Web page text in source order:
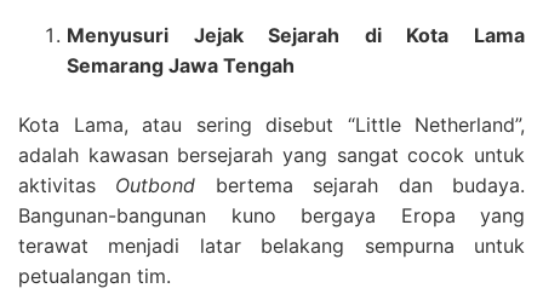
Menyusuri Jejak Sejarah di Kota Lama
Semarang Jawa Tengah
Kota Lama, atau sering disebut “Little Netherland”,
adalah kawasan bersejarah yang sangat cocok untuk
aktivitas Outbond bertema sejarah dan budaya.
Bangunan-bangunan kuno bergaya Eropa yang
terawat menjadi latar belakang sempurna untuk
petualangan tim.